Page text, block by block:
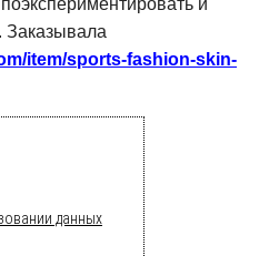
Заказывала
item/sports-fashion-skin-
данных